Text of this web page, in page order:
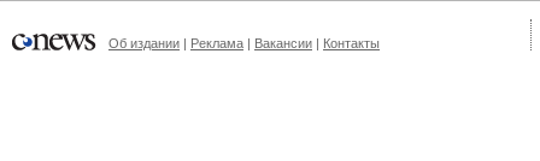
Об издании | Реклама | Вакансии | Контакты